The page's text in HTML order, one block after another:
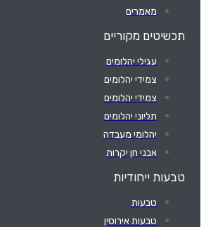
מאמרים
תכשיטים מקוריים
עגילי יהלומים
צמידי יהלומים
צמידי יהלומים
תליוני יהלומים
יהלומי מעבדה
אבני חן יקרות
טבעות ייחודיות
טבעות
טבעות אירוסין